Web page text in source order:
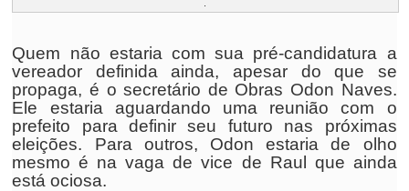
Quem não estaria com sua pré-candidatura a
vereador definida ainda, apesar do que se
propaga, é o secretário de Obras Odon Naves.
Ele estaria aguardando uma reunião com o
prefeito para definir seu futuro nas próximas
eleições. Para outros, Odon estaria de olho
mesmo é na vaga de vice de Raul que ainda
está ociosa.